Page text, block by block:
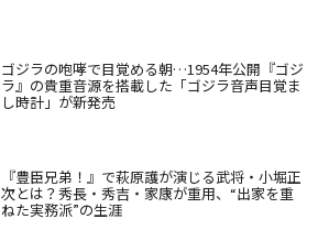
ゴジラの咆哮で目覚める朝…1954年公開『ゴジ
ラ』の貴重音源を搭載した「ゴジラ音声目覚ま
し時計」が新発売
『豊臣兄弟！』で萩原護が演じる武将・小堀正
次とは？秀長・秀吉・家康が重用、“出家を重
ねた実務派”の生涯